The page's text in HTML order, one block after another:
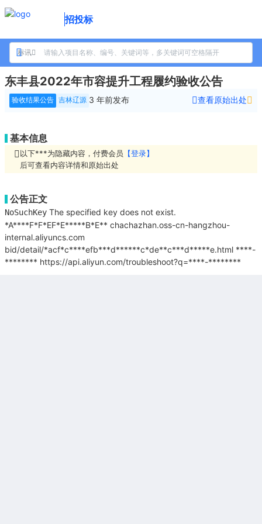
招投标
标讯
东丰县2022年市容提升工程履约验收公告
验收结果公告 吉林辽源 3 年前发布 查看原始出处
基本信息
以下***为隐藏内容，付费会员 【登录】
后可查看内容详情和原始出处
公告正文
NoSuchKey The specified key does not exist.
*A****F*F*EF*E*****B*E** chachazhan.oss-cn-hangzhou-
internal.aliyuncs.com
bid/detail/*acf*c****efb***d******c*de**c***d*****e.html ****-
******** https://api.aliyun.com/troubleshoot?q=****-********